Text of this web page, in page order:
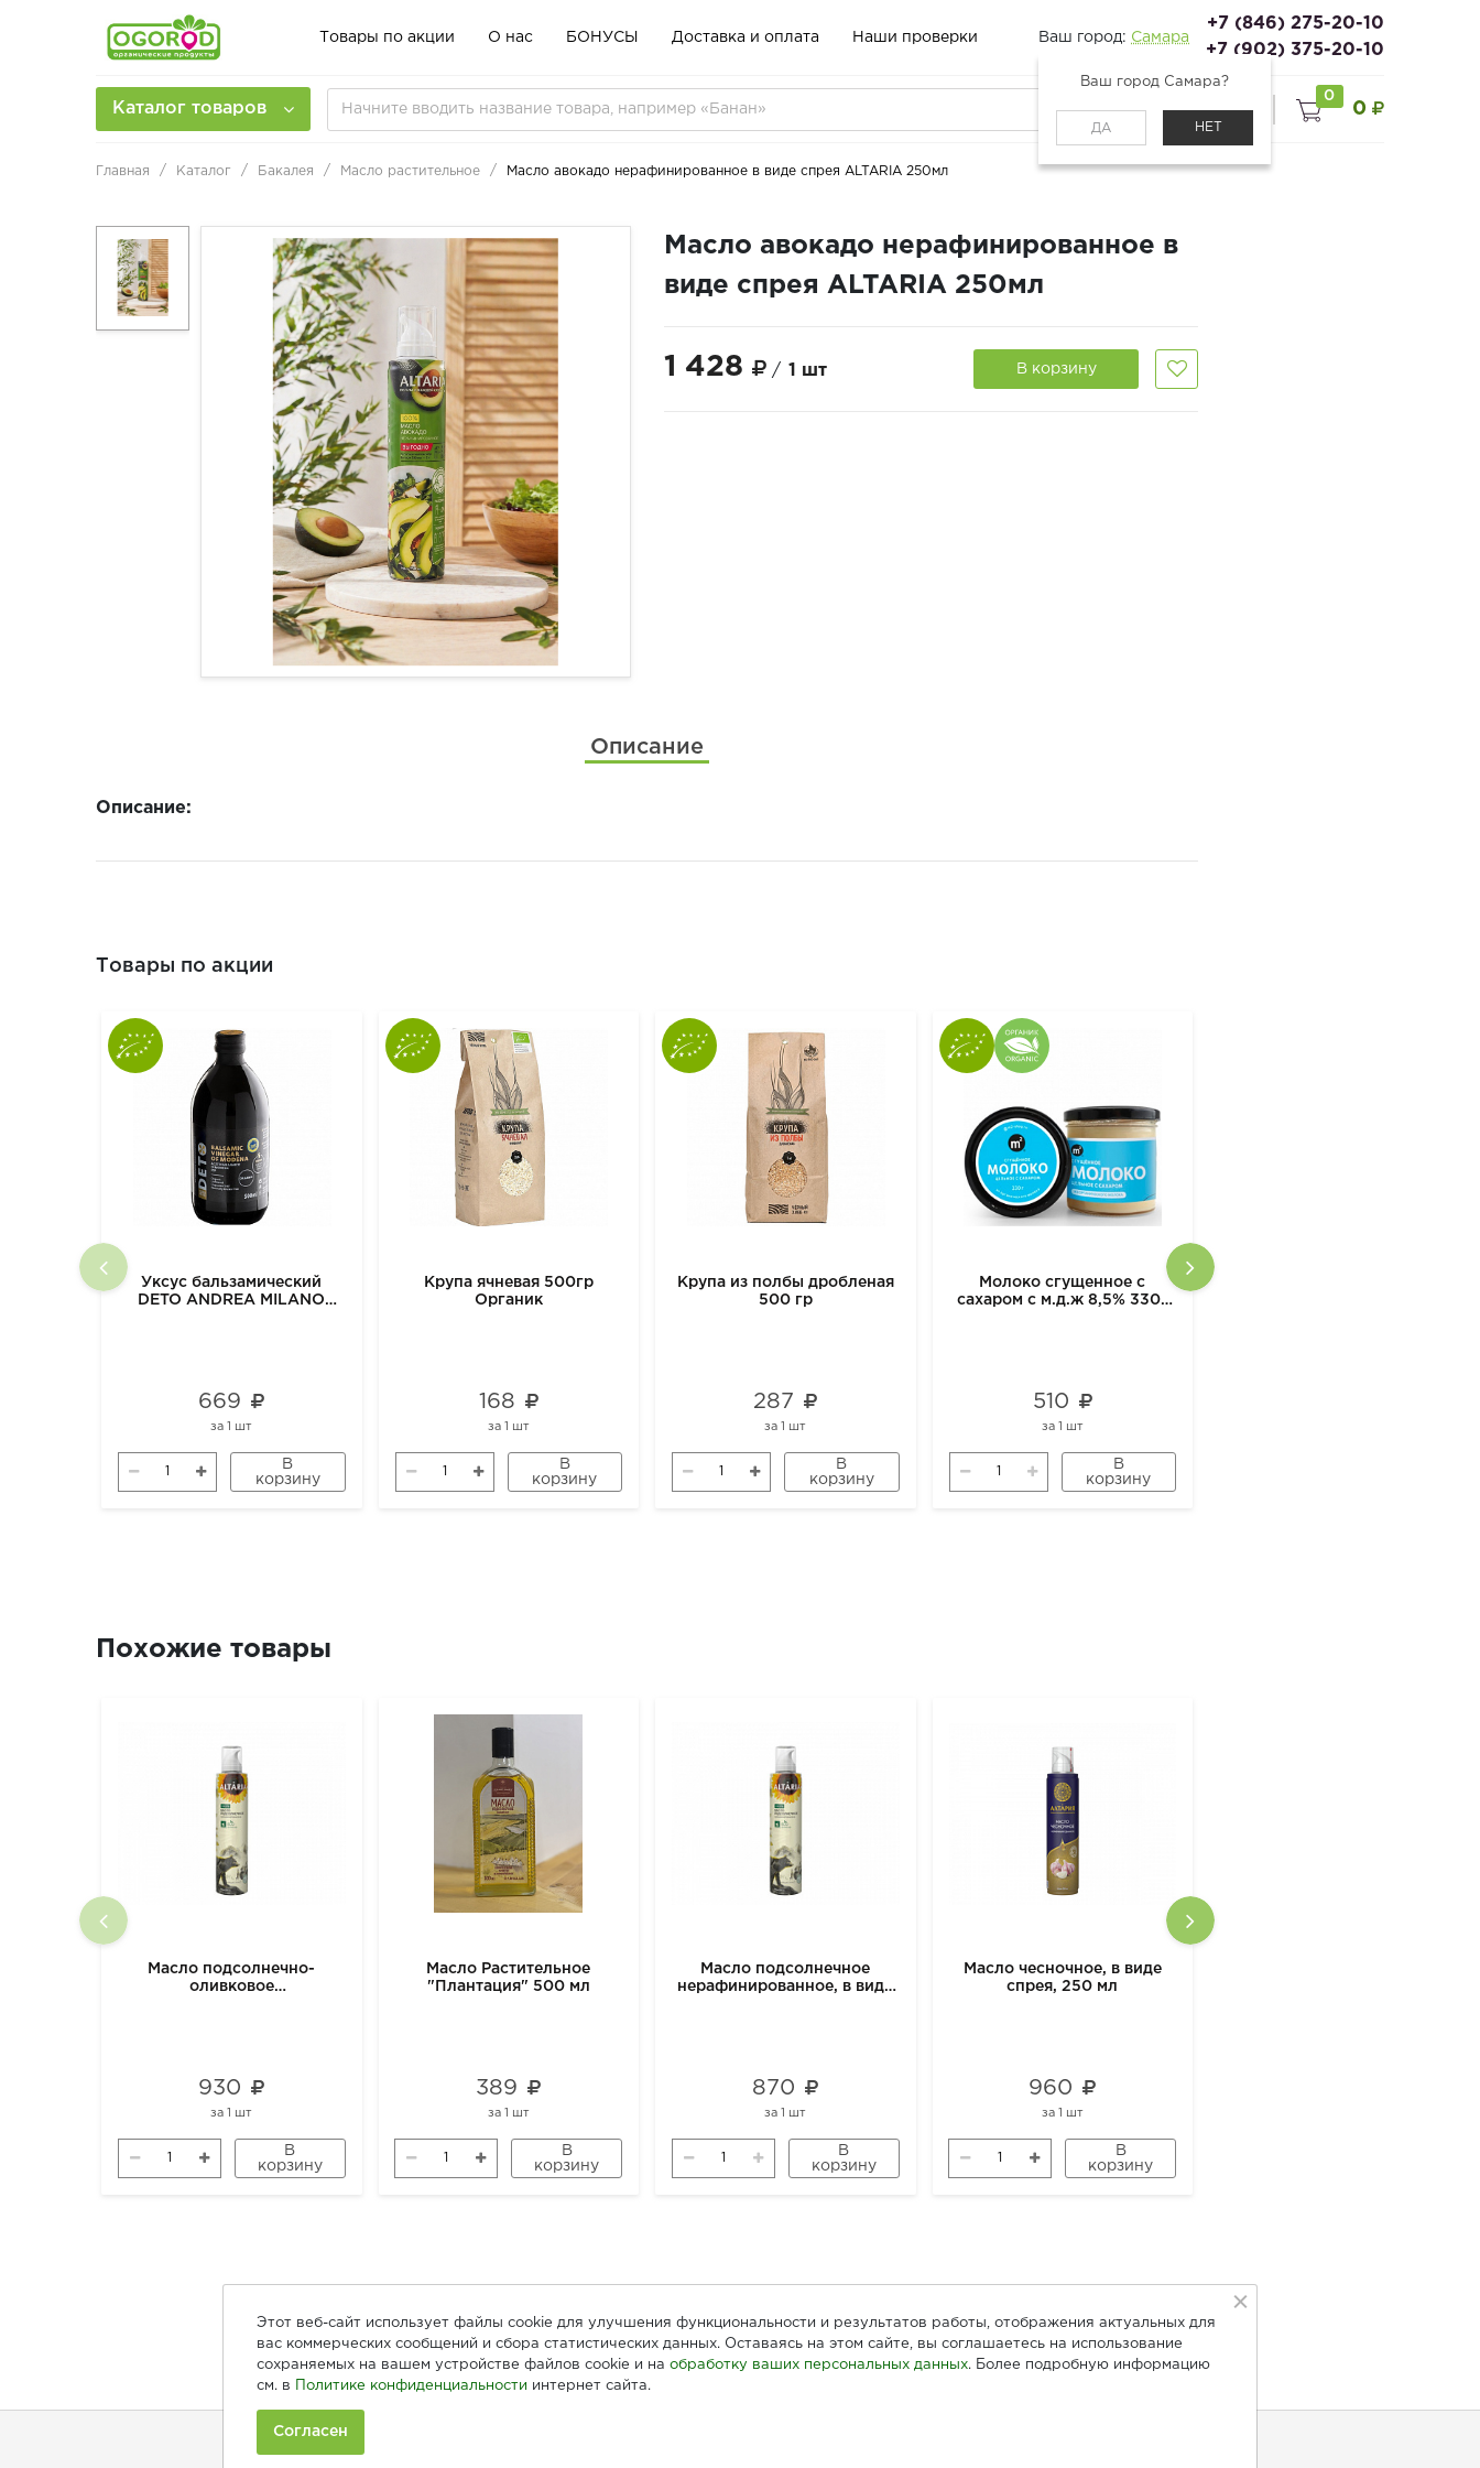
Товары по акции О нас БОНУСЫ Доставка и оплата Наши проверки Ваш город: Самара
Ваш город Самара?
ДА НЕТ
+7 (846) 275-20-10
+7 (902) 375-20-10
Каталог товаров
0
0
Главная Каталог Бакалея Масло растительное Масло авокадо нерафинированное в виде спрея ALTARIA 250мл
Масло авокадо нерафинированное в
виде спрея ALTARIA 250мл
1 428 / 1 шт В корзину
Описание
Описание:
Товары по акции
Уксус бальзамический
DETO ANDREA MILANO
669
за1 шт
В
корзину
Крупа ячневая 500гр
Органик
168
за 1 шт
В
корзину
Крупа из полбы дробленая
500 гр
287
за1 шт
В
корзину
Молоко сгущенное с
сахаром с м.д.ж 8,5% 330г
510
за 1 шт
В
корзину
Похожие товары
Масло подсолнечно-
оливковое
930
за1 шт
В
корзину
Масло Растительное
"Плантация" 500 мл
389
за 1 шт
В
корзину
Масло подсолнечное
нерафинированное, в виде
870
за1 шт
В
корзину
Масло чесночное, в виде
спрея, 250 мл
960
за 1 шт
В
корзину
Этот веб-сайт использует файлы cookie для улучшения функциональности и результатов работы, отображения актуальных для
вас коммерческих сообщений и сбора статистических данных. Оставаясь на этом сайте, вы соглашаетесь на использование
сохраняемых на вашем устройстве файлов cookie и на обработку ваших персональных данных. Более подробную информацию
см. в
Политике конфиденциальности интернет сайта.
Согласен